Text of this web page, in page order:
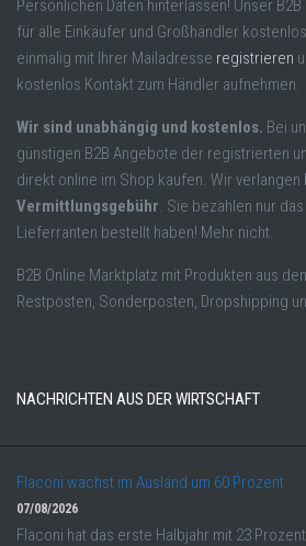
Persönlichen Daten hinterlassen! Unser
für alle Einkäufer und Großhändler
einmalig mit Ihrer Mailadresse registrieren
kostenlos Kontakt zum Händler aufnehmen.
Wir sind unabhängig und kostenlos. Bei
günstigen B2B Angebote der registrierten
direkt online im Shop kaufen. Wir verlangen
Vermittlungsgebühr. Sie bezahlen nur
Lieferranten bestellt haben! Mehr nicht.
B2B Online Marktplatz mit Produkten aus
Restposten, Sonderposten, Dropshipping
NACHRICHTEN AUS DER WIRTSCHAFT
Flaconi wächst im Ausland um 60 Prozent
07/08/2026
Flaconi hat das erste Halbjahr mit 23